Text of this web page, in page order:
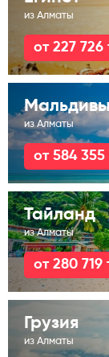
из Алматы
от 227 726
из Алматы
от 584 355
Тайланд
из Алматы
от 280 719
Грузия
из Алматы